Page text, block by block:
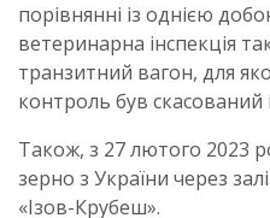
порівнянні із однією
ветеринарна інспекція
транзитний вагон, для
контроль був
Також, з 27 лютого 2023
зерно з України через
«Ізов-Крубеш».